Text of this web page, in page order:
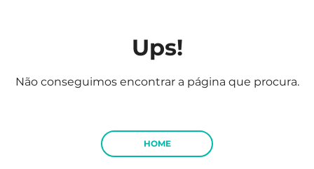
Mães e Bebés
Ups!
Não conseguimos encontrar a página que procura.
HOME